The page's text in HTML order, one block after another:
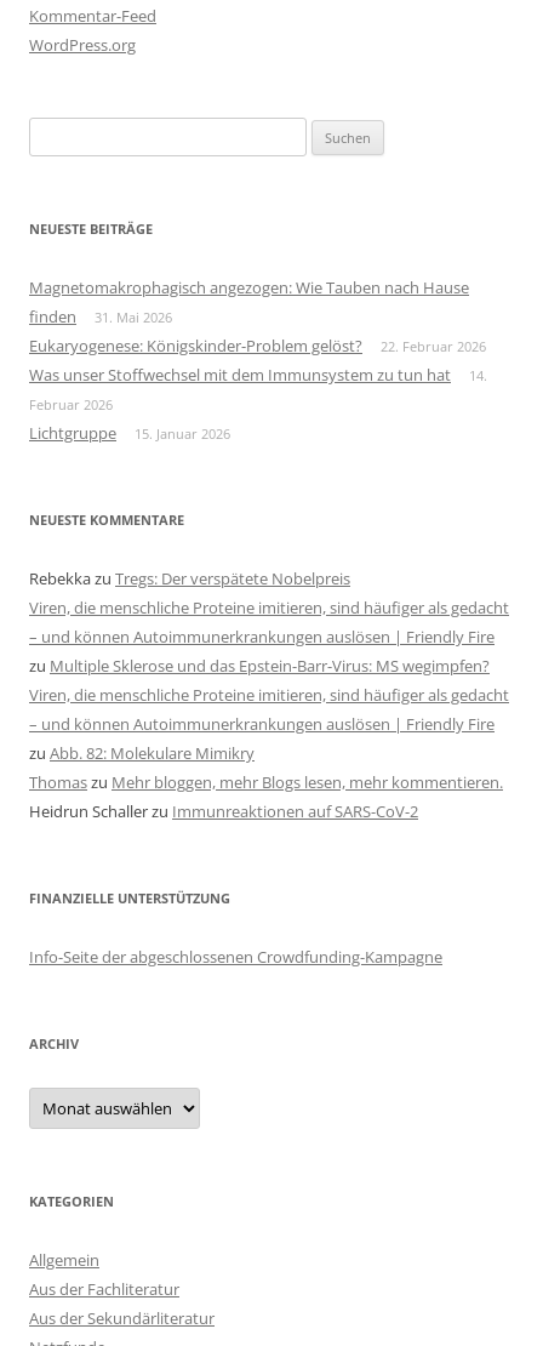
Kommentar-Feed
WordPress.org
nach:
NEUESTE BEITRÄGE
Magnetomakrophagisch angezogen: Wie Tauben nach Hause
finden
31. Mai 2026
Eukaryogenese: Königskinder-Problem gelöst? 22. Februar 2026
Was unser Stoffwechsel mit dem Immunsystem zu tun hat
14.
Februar 2026
Lichtgruppe 15. Januar 2026
NEUESTE KOMMENTARE
Rebekkazu Tregs: Der verspätete Nobelpreis
Viren, die menschliche Proteine imitieren, sind häufiger als gedacht
– und können Autoimmunerkrankungen auslösen | Friendly Fire
zu Multiple Sklerose und das Epstein-Barr-Virus: MS wegimpfen?
Viren, die menschliche Proteine imitieren, sind häufiger als gedacht
– und können Autoimmunerkrankungen auslösen | Friendly Fire
zu Abb. 82: Molekulare Mimikry
Thomaszu Mehr bloggen, mehr Blogs lesen, mehr kommentieren.
Heidrun Schallerzu Immunreaktionen auf SARS-CoV-2
FINANZIELLE UNTERSTÜTZUNG
Info-Seite der abgeschlossenen Crowdfunding-Kampagne
ARCHIV
Archiv
KATEGORIEN
Allgemein
Aus der Fachliteratur
Aus der Sekundärliteratur